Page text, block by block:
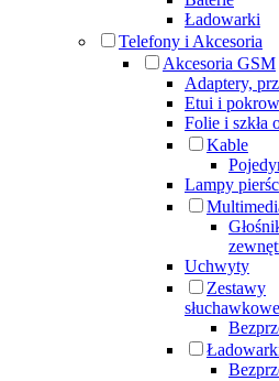
Ładowarki
Telefony i Akcesoria
Akcesoria GSM
Adaptery,
Etui i
Folie i szkła
Kable
Lampy
Uchwyty
Zestawy
słuchawkowe